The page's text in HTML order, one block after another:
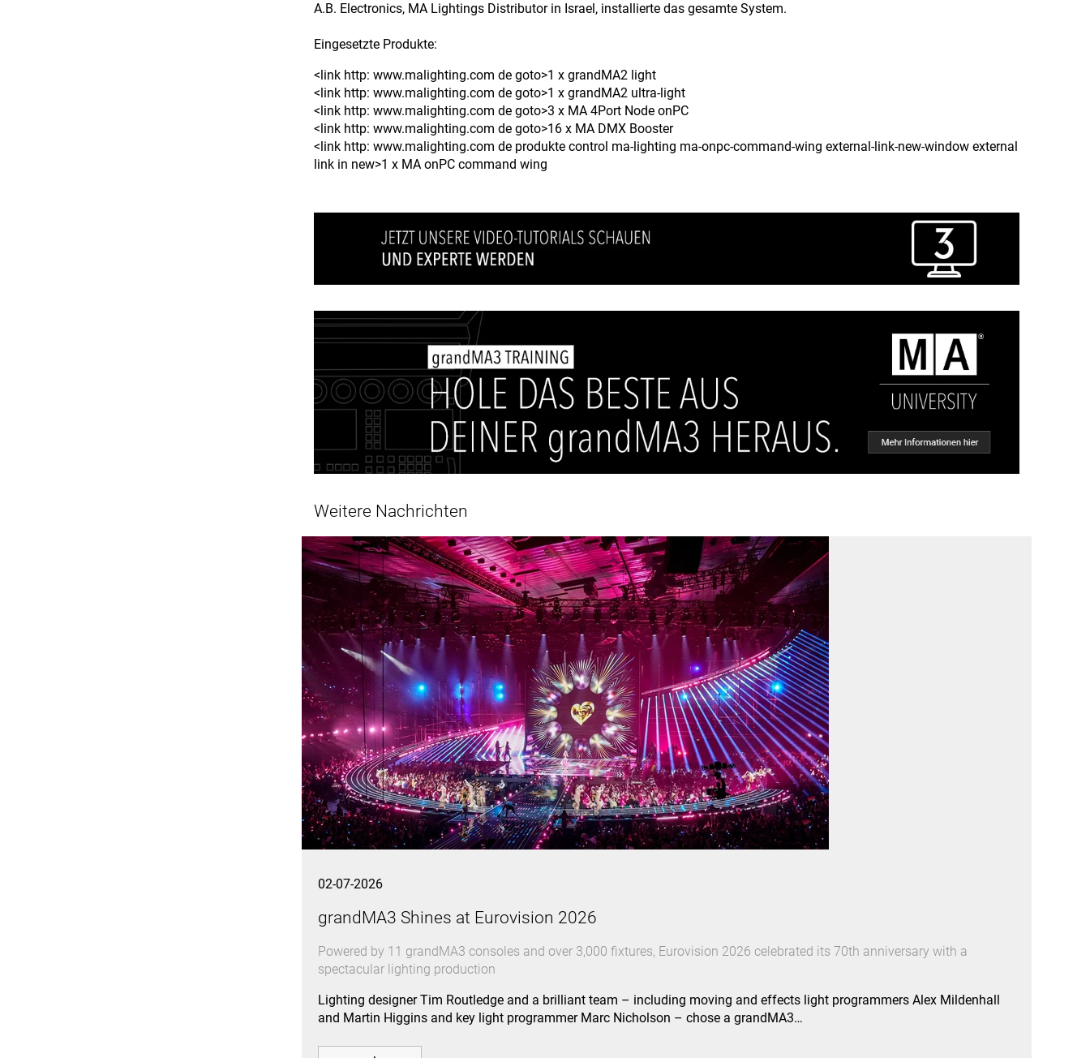
A.B. Electronics, MA Lightings Distributor in Israel, installierte das gesamte System.
Eingesetzte Produkte:
<link http: www.malighting.com de goto>1 x grandMA2 light
<link http: www.malighting.com de goto>1 x grandMA2 ultra-light
<link http: www.malighting.com de goto>3 x MA 4Port Node onPC
<link http: www.malighting.com de goto>16 x MA DMX Booster
<link http: www.malighting.com de produkte control ma-lighting ma-onpc-command-wing external-link-new-window external
link in new>1 x MA onPC command wing
Weitere Nachrichten
02-07-2026
grandMA3 Shines at Eurovision 2026
Powered by 11 grandMA3 consoles and over 3,000 fixtures, Eurovision 2026 celebrated its 70th anniversary with a
spectacular lighting production
Lighting designer Tim Routledge and a brilliant team – including moving and effects light programmers Alex Mildenhall
and Martin Higgins and key light programmer Marc Nicholson – chose a grandMA3…